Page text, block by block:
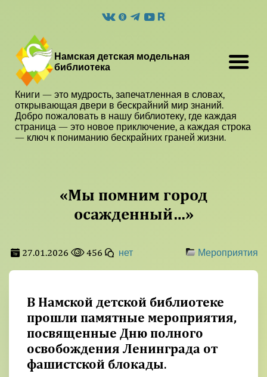
Намская детская модельная
библиотека
Книги — это мудрость, запечатленная в словах,
открывающая двери в бескрайний мир знаний.
Добро пожаловать в нашу библиотеку, где каждая
страница — это новое приключение, а каждая строка
— ключ к пониманию бескрайних граней жизни.
«Мы помним город
осажденный…»
27.01.2026 456 нет Мероприятия
В Намской детской библиотеке
прошли памятные мероприятия,
посвященные Дню полного
освобождения Ленинграда от
фашистской блокады.